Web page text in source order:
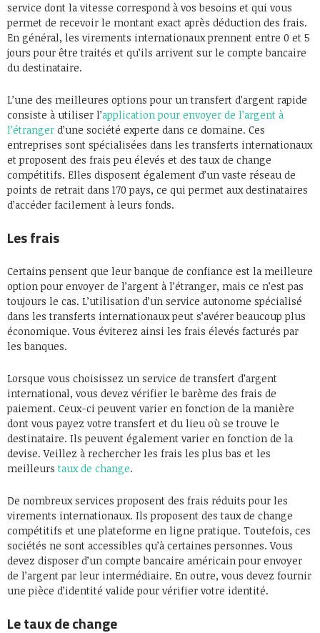
service dont la vitesse correspond à vos besoins et qui vous
permet de recevoir le montant exact après déduction des frais.
En général, les virements internationaux prennent entre 0 et 5
jours pour être traités et qu’ils arrivent sur le compte bancaire
du destinataire.
L’une des meilleures options pour un transfert d’argent rapide
consiste à utiliser l’application pour envoyer de l’argent à
l’étranger d’une société experte dans ce domaine. Ces
entreprises sont spécialisées dans les transferts internationaux
et proposent des frais peu élevés et des taux de change
compétitifs. Elles disposent également d’un vaste réseau de
points de retrait dans 170 pays, ce qui permet aux destinataires
d’accéder facilement à leurs fonds.
Les frais
Certains pensent que leur banque de confiance est la meilleure
option pour envoyer de l’argent à l’étranger, mais ce n’est pas
toujours le cas. L’utilisation d’un service autonome spécialisé
dans les transferts internationaux peut s’avérer beaucoup plus
économique. Vous éviterez ainsi les frais élevés facturés par
les banques.
Lorsque vous choisissez un service de transfert d’argent
international, vous devez vérifier le barème des frais de
paiement. Ceux-ci peuvent varier en fonction de la manière
dont vous payez votre transfert et du lieu où se trouve le
destinataire. Ils peuvent également varier en fonction de la
devise. Veillez à rechercher les frais les plus bas et les
meilleurs taux de change.
De nombreux services proposent des frais réduits pour les
virements internationaux. Ils proposent des taux de change
compétitifs et une plateforme en ligne pratique. Toutefois, ces
sociétés ne sont accessibles qu’à certaines personnes. Vous
devez disposer d’un compte bancaire américain pour envoyer
de l’argent par leur intermédiaire. En outre, vous devez fournir
une pièce d’identité valide pour vérifier votre identité.
Le taux de change